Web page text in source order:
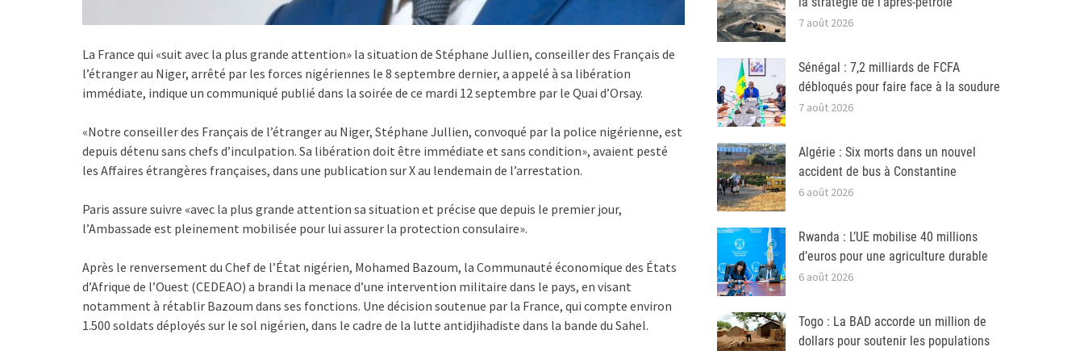
La France qui «suit avec la plus grande attention» la situation de Stéphane Jullien, conseiller des Français de
l’étranger au Niger, arrêté par les forces nigériennes le 8 septembre dernier, a appelé à sa libération
immédiate, indique un communiqué publié dans la soirée de ce mardi 12 septembre par le Quai d’Orsay.
«Notre conseiller des Français de l’étranger au Niger, Stéphane Jullien, convoqué par la police nigérienne, est
depuis détenu sans chefs d’inculpation. Sa libération doit être immédiate et sans condition», avaient pesté
les Affaires étrangères françaises, dans une publication sur X au lendemain de l’arrestation.
Paris assure suivre «avec la plus grande attention sa situation et précise que depuis le premier jour,
l’Ambassade est pleinement mobilisée pour lui assurer la protection consulaire».
Après le renversement du Chef de l’État nigérien, Mohamed Bazoum, la Communauté économique des États
d’Afrique de l’Ouest (CEDEAO) a brandi la menace d’une intervention militaire dans le pays, en visant
notamment à rétablir Bazoum dans ses fonctions. Une décision soutenue par la France, qui compte environ
1.500 soldats déployés sur le sol nigérien, dans le cadre de la lutte antidjihadiste dans la bande du Sahel.
7 août 2026
Sénégal : 7,2 milliards de FCFA
débloqués pour faire face à la soudure
7 août 2026
Algérie : Six morts dans un nouvel
accident de bus à Constantine
6 août 2026
Rwanda : L’UE mobilise 40 millions
d’euros pour une agriculture durable
6 août 2026
Togo : La BAD accorde un million de
dollars pour soutenir les populations